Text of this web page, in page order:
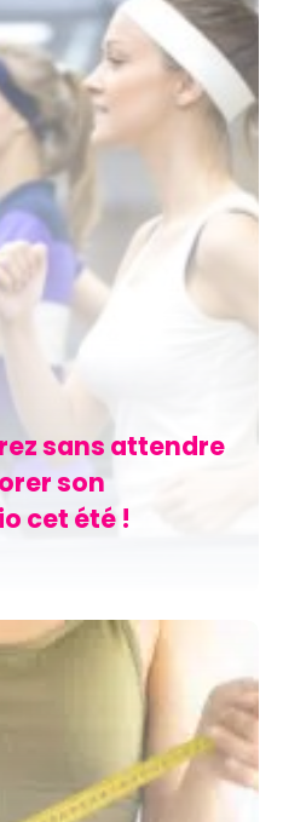
sans attendre
son
cet été !